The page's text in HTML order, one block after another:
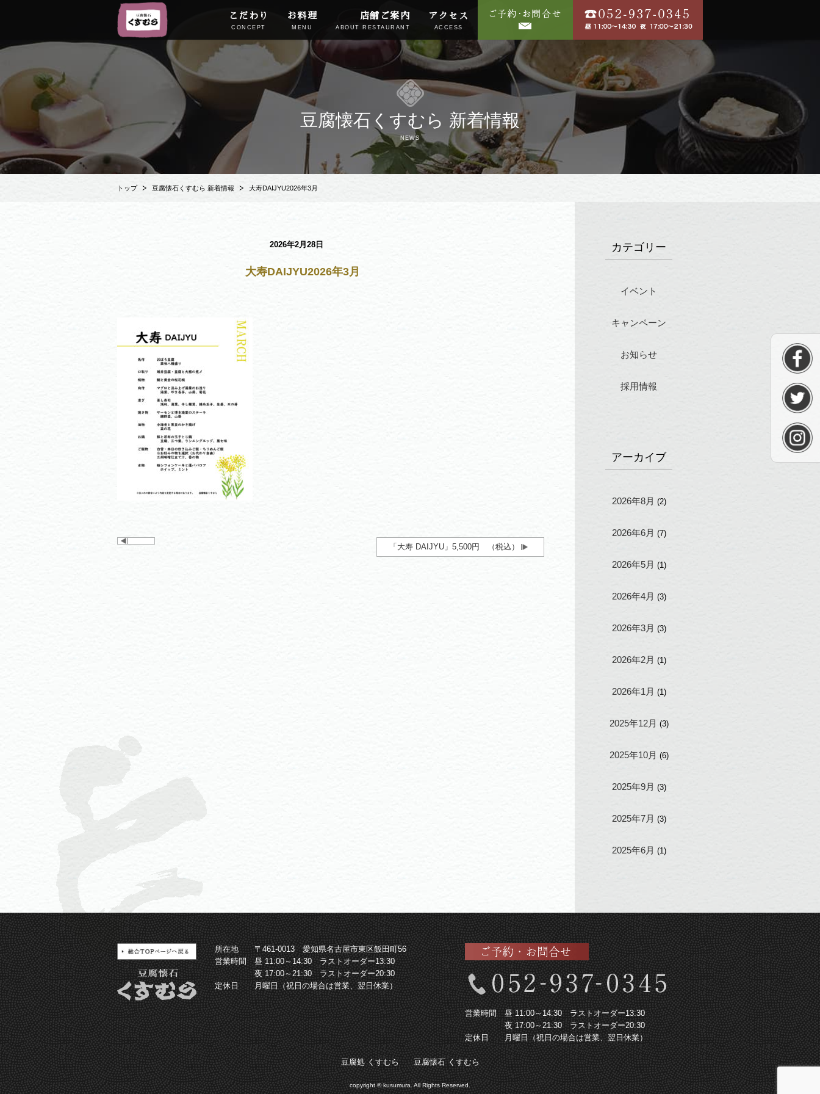
こだわり
CONCEPT
お料理
MENU
店舗ご案内
ABOUT RESTAURANT
アクセス
ACCESS
豆腐懐石くすむら 新着情報
NEWS
トップ 豆腐懐石くすむら 新着情報 大寿DAIJYU2026年3月
2026年2月28日
大寿DAIJYU2026年3月
「大寿 DAIJYU」5,500円 （税込）
カテゴリー
イベント
キャンペーン
お知らせ
採用情報
アーカイブ
2026年8月 (2)
2026年6月 (7)
2026年5月 (1)
2026年4月 (3)
2026年3月 (3)
2026年2月 (1)
2026年1月 (1)
2025年12月 (3)
2025年10月 (6)
2025年9月 (3)
2025年7月 (3)
2025年6月 (1)
所在地
〒461-0013 愛知県名古屋市東区飯田町56
営業時間
昼 11:00～14:30 ラストオーダー13:30
夜 17:00～21:30 ラストオーダー20:30
定休日
月曜日（祝日の場合は営業、翌日休業）
営業時間
昼 11:00～14:30 ラストオーダー13:30
夜 17:00～21:30 ラストオーダー20:30
定休日
月曜日（祝日の場合は営業、翌日休業）
豆腐処 くすむら 豆腐懐石 くすむら
copyright © kusumura. All Rights Reserved.